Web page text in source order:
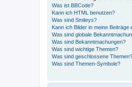
Was ist BBCode?
Kann ich HTML benutzen?
Was sind Smileys?
Kann ich Bilder in meine Beiträge
Was sind globale
Was sind Bekanntmachungen?
Was sind wichtige Themen?
Was sind geschlossene Themen?
Was sind Themen-Symbole?